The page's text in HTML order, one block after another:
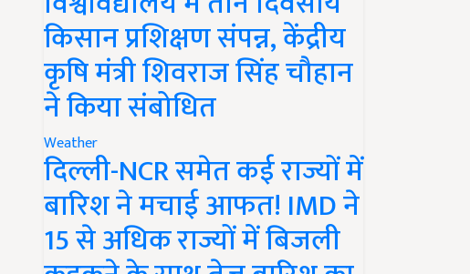
किसान प्रशिक्षण संपन्न, केंद्रीय
कृषि मंत्री शिवराज सिंह चौहान
ने किया संबोधित
Weather
दिल्ली-NCR समेत कई राज्यों में
बारिश ने मचाई आफत! IMD ने
15 से अधिक राज्यों में बिजली